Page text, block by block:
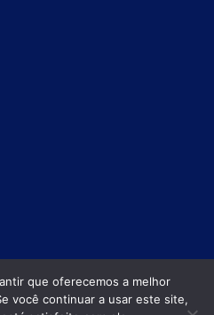
que oferecemos a melhor
você continuar a usar este site,